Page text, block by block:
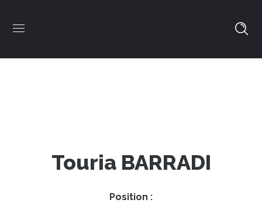
Touria BARRADI
Position :